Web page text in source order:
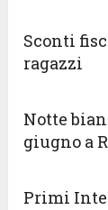
Sconti
ragazzi
Notte
giugno a
Primi